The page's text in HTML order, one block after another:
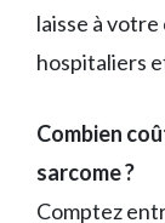
laisse à
hospitaliers
Combien
sarcome ?
Comptez